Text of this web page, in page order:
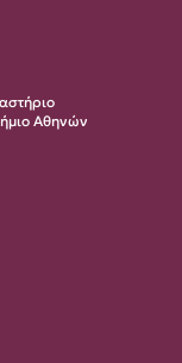
Αθηνών